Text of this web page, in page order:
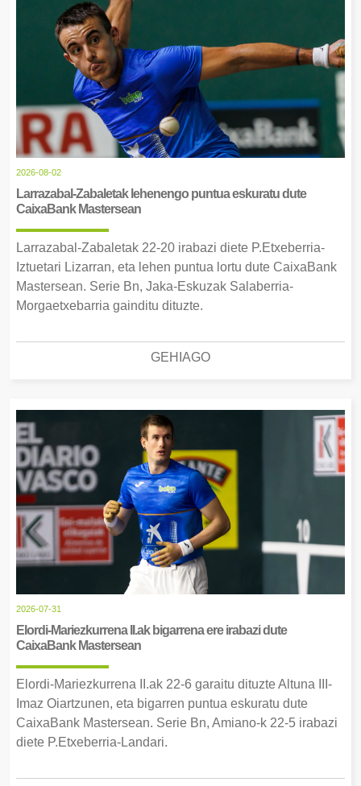
2026-08-02
Larrazabal-Zabaletak lehenengo puntua eskuratu dute
CaixaBank Mastersean
Larrazabal-Zabaletak 22-20 irabazi diete P.Etxeberria-
Iztuetari Lizarran, eta lehen puntua lortu dute CaixaBank
Mastersean. Serie Bn, Jaka-Eskuzak Salaberria-
Morgaetxebarria gainditu dituzte.
GEHIAGO
2026-07-31
Elordi-Mariezkurrena II.ak bigarrena ere irabazi dute
CaixaBank Mastersean
Elordi-Mariezkurrena II.ak 22-6 garaitu dituzte Altuna III-
Imaz Oiartzunen, eta bigarren puntua eskuratu dute
CaixaBank Mastersean. Serie Bn, Amiano-k 22-5 irabazi
diete P.Etxeberria-Landari.